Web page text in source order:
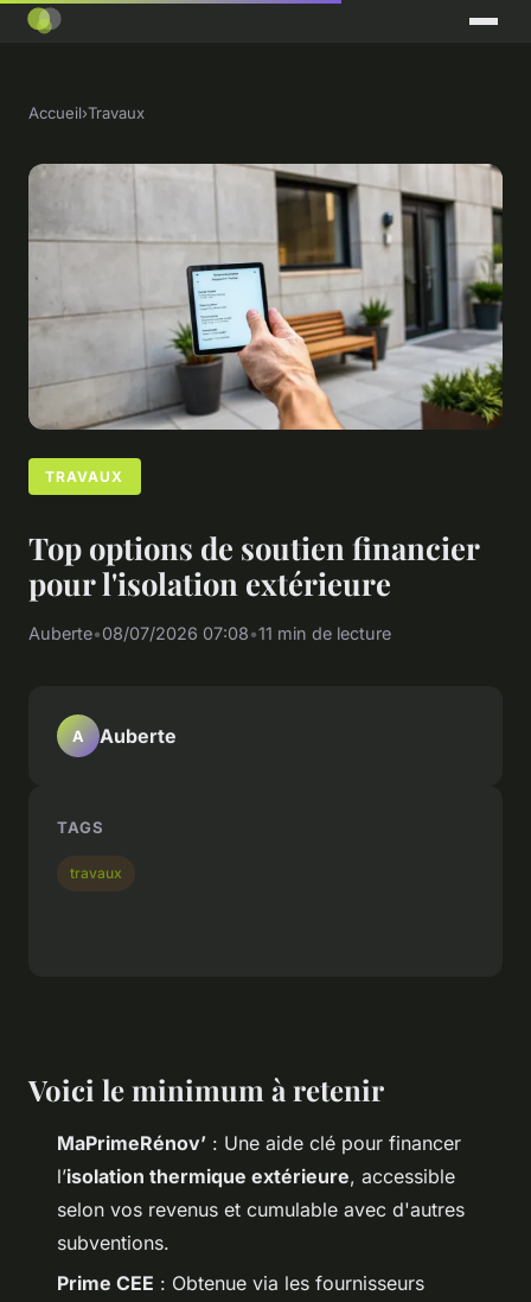
Accueil›Travaux
TRAVAUX
Top options de soutien financier
pour l'isolation extérieure
Auberte•08/07/2026 07:08•11 min de lecture
Voici le minimum à retenir
MaPrimeRénov’ : Une aide clé pour financer
l’isolation thermique extérieure, accessible
selon vos revenus et cumulable avec d'autres
subventions.
Prime CEE : Obtenue via les fournisseurs
A Auberte
TAGS
travaux